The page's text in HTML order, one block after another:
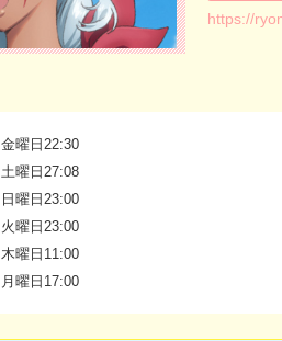
https://
金曜日22:30
土曜日27:08
日曜日23:00
火曜日23:00
木曜日11:00
月曜日17:00